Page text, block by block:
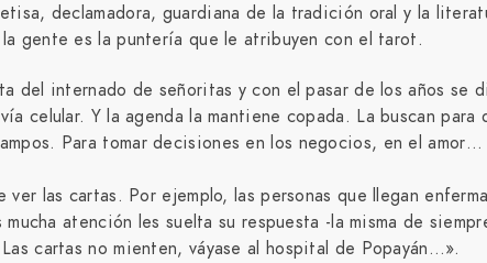
declamadora, guardiana de la tradición oral y la
gente es la puntería que le atribuyen con el tarot.
del internado de señoritas y con el pasar de los años se
Y la agenda la mantiene copada. La buscan para
Para tomar decisiones en los negocios, en el amor…
las cartas. Por ejemplo, las personas que llegan
atención les suelta su respuesta -la misma de
cartas no mienten, váyase al hospital de Popayán…».